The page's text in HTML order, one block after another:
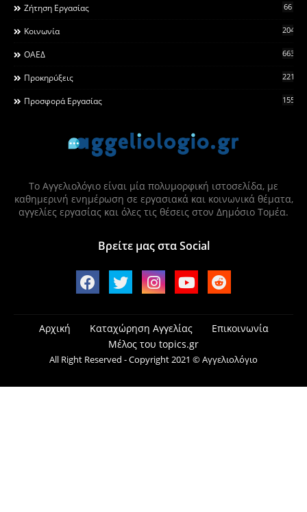
Ζήτηση Εργασίας 66
Κοινωνία 2044
ΟΑΕΔ 663
Προκηρύξεις 2215
Προσφορά Εργασίας 155
Το Αγγελιολόγιο είναι μία πολυμορφική ιστοσελίδα, με
καθημερινή ενημέρωση σε εργασιακά και κοινωνικά θέματα,
αγγελίες εργασίας και όλες τις θέσεις στον Δημόσιο Τομέα.
Βρείτε μας στα Social
Αρχική Καταχώρηση Αγγελίας
Επικοινωνία
Μέλος του topics.gr
All Right Reserved - Copyright 2021 © Αγγελιολόγιο